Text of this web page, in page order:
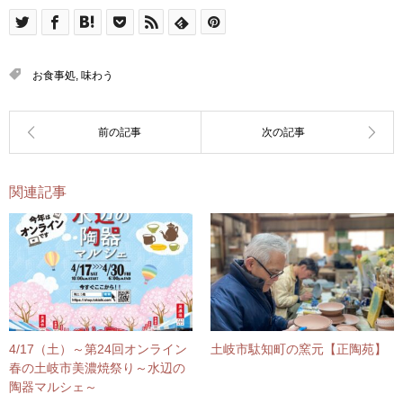
お食事処, 味わう
関連記事
4/17（土）～第24回オンライン
春の土岐市美濃焼祭り～水辺の
陶器マルシェ～
土岐市駄知町の窯元【正陶苑】